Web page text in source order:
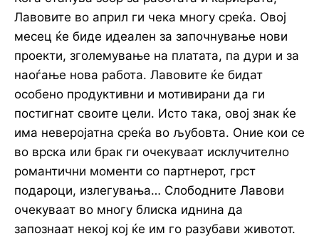
Лавовите во април ги чека многу среќа. Овој
месец ќе биде идеален за започнување нови
проекти, зголемување на платата, па дури и за
наоѓање нова работа. Лавовите ќе бидат
особено продуктивни и мотивирани да ги
постигнат своите цели. Исто така, овој знак ќе
има неверојатна среќа во љубовта. Оние кои се
во врска или брак ги очекуваат исклучително
романтични моменти со партнерот, грст
подароци, излегувања… Слободните Лавови
очекуваат во многу блиска иднина да
запознаат некој кој ќе им го разубави животот.